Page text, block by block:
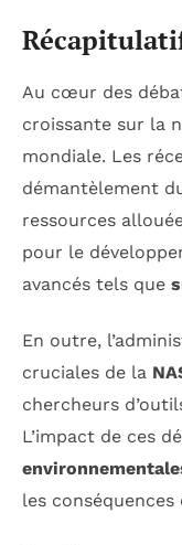
Au cœur des
croissante sur la
mondiale. Les
démantèlement
ressources
pour le
avancés tels que
En outre,
cruciales de la
chercheurs
L’impact de ces
les